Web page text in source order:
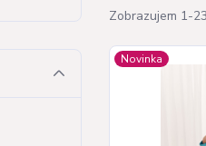
Zobrazujem 1-
Novinka